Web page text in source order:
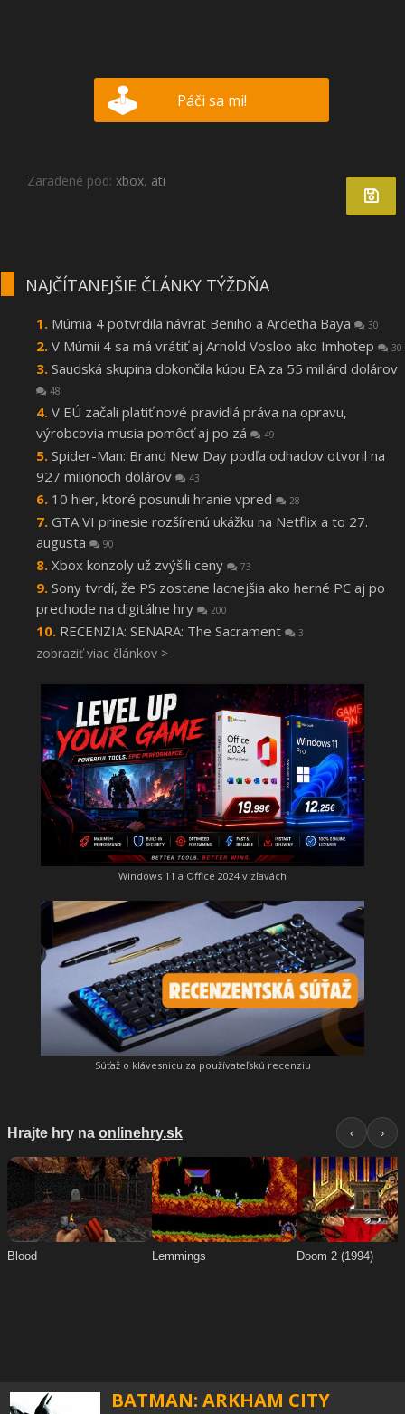
Páči sa mi!
Zaradené pod: xbox, ati
NAJČÍTANEJŠIE ČLÁNKY TÝŽDŇA
Múmia 4 potvrdila návrat Beniho a Ardetha Baya 30
V Múmii 4 sa má vrátiť aj Arnold Vosloo ako Imhotep 30
Saudská skupina dokončila kúpu EA za 55 miliárd dolárov
48
V EÚ začali platiť nové pravidlá práva na opravu,
výrobcovia musia pomôcť aj po zá
49
Spider-Man: Brand New Day podľa odhadov otvoril na
927 miliónoch dolárov
43
10 hier, ktoré posunuli hranie vpred 28
GTA VI prinesie rozšírenú ukážku na Netflix a to 27.
augusta
90
Xbox konzoly už zvýšili ceny 73
Sony tvrdí, že PS zostane lacnejšia ako herné PC aj po
prechode na digitálne hry
200
RECENZIA: SENARA: The Sacrament 3
zobraziť viac článkov >
Windows 11 a Office 2024 v zľavách
Súťaž o klávesnicu za používateľskú recenziu
BATMAN: ARKHAM CITY